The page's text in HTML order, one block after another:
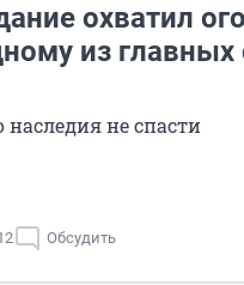
охватил
из
наследия не спасти
Обсудить